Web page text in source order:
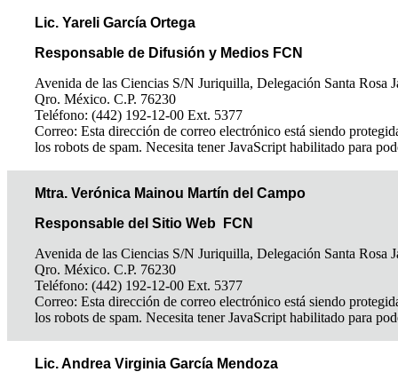
Lic. Yareli García Ortega
Responsable de Difusión y Medios FCN
Avenida de las Ciencias S/N Juriquilla, Delegación Santa Rosa
Qro. México. C.P. 76230
Teléfono: (442) 192-12-00 Ext. 5377
Correo: Esta dirección de correo electrónico está siendo
los robots de spam. Necesita tener JavaScript habilitado para
Mtra. Verónica Mainou Martín del Campo
Responsable del Sitio Web FCN
Avenida de las Ciencias S/N Juriquilla, Delegación Santa Rosa
Qro. México. C.P. 76230
Teléfono: (442) 192-12-00 Ext. 5377
Correo: Esta dirección de correo electrónico está siendo
los robots de spam. Necesita tener JavaScript habilitado para
Lic. Andrea Virginia García Mendoza